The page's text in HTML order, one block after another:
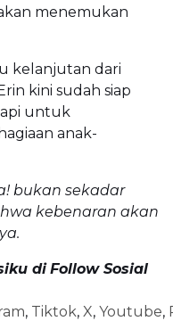
menemukan
kelanjutan dari
kini sudah siap
untuk
anak-
bukan sekadar
kebenaran akan
di Follow Sosial
, Tiktok, X, Youtube,